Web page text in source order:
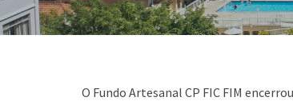
O Fundo Artesanal CP FIC FIM